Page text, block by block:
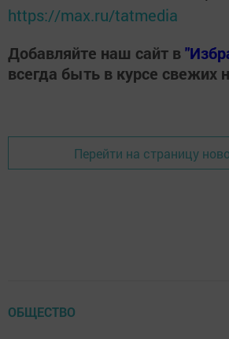
https://max.ru/tatmedia
Добавляйте наш сайт в
всегда быть в курсе свежих
Перейти на страницу
ОБЩЕСТВО